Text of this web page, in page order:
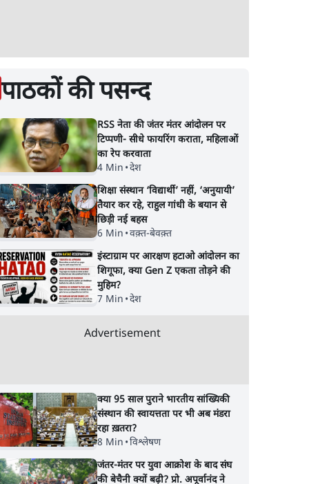
पाठकों की पसन्द
RSS नेता की जंतर मंतर आंदोलन पर
टिप्पणी- सीधे फायरिंग कराता, महिलाओं
का रेप करवाता
4 Min •देश
शिक्षा संस्थान ‘विद्यार्थी’ नहीं, ‘अनुयायी’
तैयार कर रहे, राहुल गांधी के बयान से
छिड़ी नई बहस
6 Min •वक़्त-बेवक़्त
इंस्टाग्राम पर आरक्षण हटाओ आंदोलन का
शिगूफा, क्या Gen Z एकता तोड़ने की
मुहिम?
7 Min •देश
Advertisement
क्या 95 साल पुराने भारतीय सांख्यिकी
संस्थान की स्वायत्तता पर भी अब मंडरा
रहा ख़तरा?
8 Min •विश्लेषण
जंतर-मंतर पर युवा आक्रोश के बाद संघ
की बेचैनी क्यों बढ़ी? प्रो. अपूर्वानंद ने